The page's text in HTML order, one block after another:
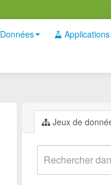
Données Applications
Jeux de